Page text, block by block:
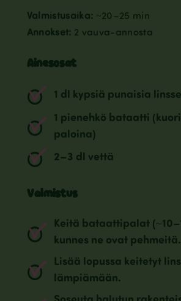
Valmistusaika: ~20–25 min
Annokset: 2 vauva-annosta
Ainesosat
1 dl kypsiä punaisia
1 pienehkö bataatti
paloina)
2–3 dl vettä
Valmistus
Keitä bataattipalat
kunnes ne ovat pehmeitä.
Lisää lopussa keitetyt
lämpiämään.